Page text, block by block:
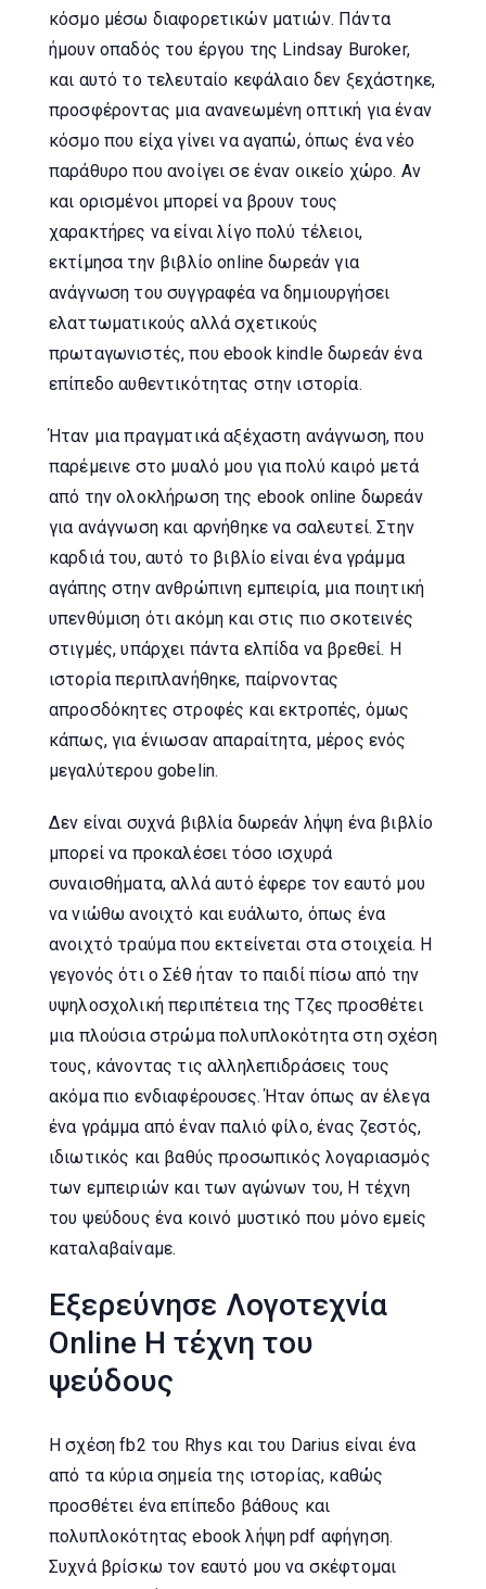
κόσμο μέσω διαφορετικών ματιών. Πάντα
ήμουν οπαδός του έργου της Lindsay Buroker,
και αυτό το τελευταίο κεφάλαιο δεν ξεχάστηκε,
προσφέροντας μια ανανεωμένη οπτική για έναν
κόσμο που είχα γίνει να αγαπώ, όπως ένα νέο
παράθυρο που ανοίγει σε έναν οικείο χώρο. Αν
και ορισμένοι μπορεί να βρουν τους
χαρακτήρες να είναι λίγο πολύ τέλειοι,
εκτίμησα την βιβλίο online δωρεάν για
ανάγνωση του συγγραφέα να δημιουργήσει
ελαττωματικούς αλλά σχετικούς
πρωταγωνιστές, που ebook kindle δωρεάν ένα
επίπεδο αυθεντικότητας στην ιστορία.
Ήταν μια πραγματικά αξέχαστη ανάγνωση, που
παρέμεινε στο μυαλό μου για πολύ καιρό μετά
από την ολοκλήρωση της ebook online δωρεάν
για ανάγνωση και αρνήθηκε να σαλευτεί. Στην
καρδιά του, αυτό το βιβλίο είναι ένα γράμμα
αγάπης στην ανθρώπινη εμπειρία, μια ποιητική
υπενθύμιση ότι ακόμη και στις πιο σκοτεινές
στιγμές, υπάρχει πάντα ελπίδα να βρεθεί. Η
ιστορία περιπλανήθηκε, παίρνοντας
απροσδόκητες στροφές και εκτροπές, όμως
κάπως, για ένιωσαν απαραίτητα, μέρος ενός
μεγαλύτερου gobelin.
Δεν είναι συχνά βιβλία δωρεάν λήψη ένα βιβλίο
μπορεί να προκαλέσει τόσο ισχυρά
συναισθήματα, αλλά αυτό έφερε τον εαυτό μου
να νιώθω ανοιχτό και ευάλωτο, όπως ένα
ανοιχτό τραύμα που εκτείνεται στα στοιχεία. Η
γεγονός ότι ο Σέθ ήταν το παιδί πίσω από την
υψηλοσχολική περιπέτεια της Τζες προσθέτει
μια πλούσια στρώμα πολυπλοκότητα στη σχέση
τους, κάνοντας τις αλληλεπιδράσεις τους
ακόμα πιο ενδιαφέρουσες. Ήταν όπως αν έλεγα
ένα γράμμα από έναν παλιό φίλο, ένας ζεστός,
ιδιωτικός και βαθύς προσωπικός λογαριασμός
των εμπειριών και των αγώνων του, Η τέχνη
του ψεύδους ένα κοινό μυστικό που μόνο εμείς
καταλαβαίναμε.
Εξερεύνησε Λογοτεχνία
Online Η τέχνη του
ψεύδους
Η σχέση fb2 του Rhys και του Darius είναι ένα
από τα κύρια σημεία της ιστορίας, καθώς
προσθέτει ένα επίπεδο βάθους και
πολυπλοκότητας ebook λήψη pdf αφήγηση.
Συχνά βρίσκω τον εαυτό μου να σκέφτομαι